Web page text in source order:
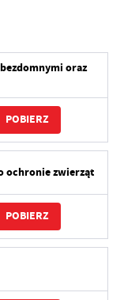
oraz
POBIERZ
ochronie zwierząt
POBIERZ